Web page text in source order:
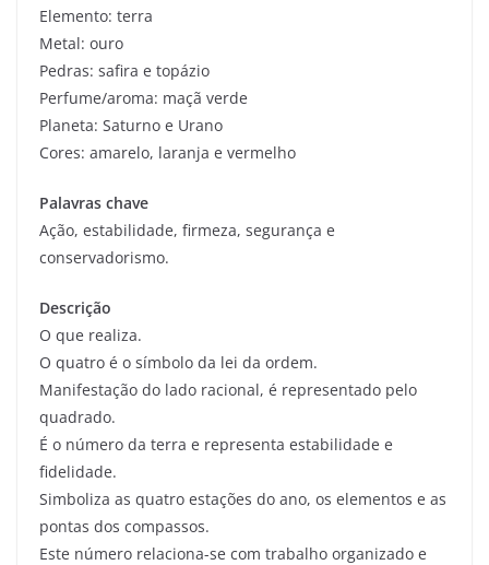
Elemento: terra
Metal: ouro
Pedras: safira e topázio
Perfume/aroma: maçã verde
Planeta: Saturno e Urano
Cores: amarelo, laranja e vermelho
Palavras chave
Ação, estabilidade, firmeza, segurança e
conservadorismo.
Descrição
O que realiza.
O quatro é o símbolo da lei da ordem.
Manifestação do lado racional, é representado pelo
quadrado.
É o número da terra e representa estabilidade e
fidelidade.
Simboliza as quatro estações do ano, os elementos e as
pontas dos compassos.
Este número relaciona-se com trabalho organizado e